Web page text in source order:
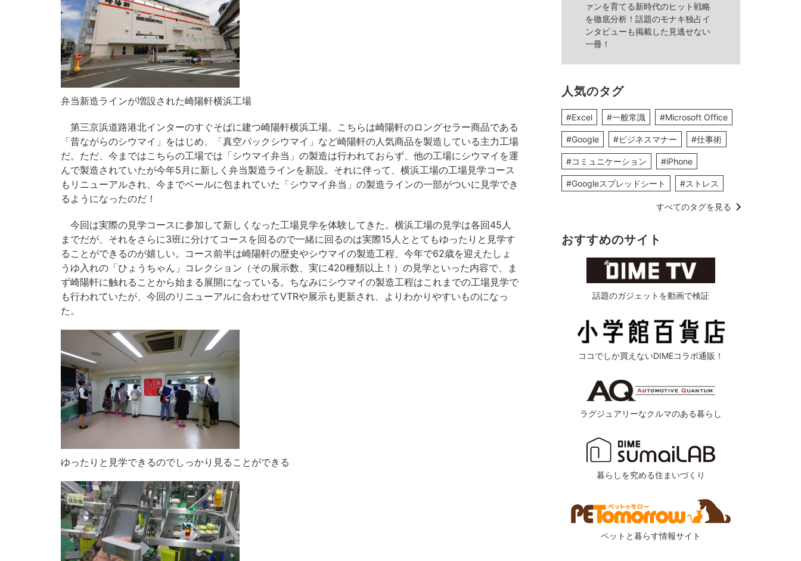
弁当新造ラインが増設された崎陽軒横浜工場
第三京浜道路港北インターのすぐそばに建つ崎陽軒横浜工場。こちらは崎陽軒のロングセラー商品である
「昔ながらのシウマイ」をはじめ、「真空パックシウマイ」など崎陽軒の人気商品を製造している主力工場
だ。ただ、今まではこちらの工場では「シウマイ弁当」の製造は行われておらず、他の工場にシウマイを運
んで製造されていたが今年5月に新しく弁当製造ラインを新設。それに伴って、横浜工場の工場見学コース
もリニューアルされ、今までベールに包まれていた「シウマイ弁当」の製造ラインの一部がついに見学でき
るようになったのだ！
今回は実際の見学コースに参加して新しくなった工場見学を体験してきた。横浜工場の見学は各回45人
までだが、それをさらに3班に分けてコースを回るので一緒に回るのは実際15人ととてもゆったりと見学す
ることができるのが嬉しい。コース前半は崎陽軒の歴史やシウマイの製造工程、今年で62歳を迎えたしょ
うゆ入れの「ひょうちゃん」コレクション（その展示数、実に420種類以上！）の見学といった内容で、ま
ず崎陽軒に触れることから始まる展開になっている。ちなみにシウマイの製造工程はこれまでの工場見学で
も行われていたが、今回のリニューアルに合わせてVTRや展示も更新され、よりわかりやすいものになっ
た。
ゆったりと見学できるのでしっかり見ることができる
ァンを育てる新時代のヒット戦略
を徹底分析！話題のモナキ独占イ
ンタビューも掲載した見逃せない
一冊！
人気のタグ
#Excel #一般常識 #Microsoft Office
#Google #ビジネスマナー #仕事術
#コミュニケーション #iPhone
#Googleスプレッドシート #ストレス
すべてのタグを見る
おすすめのサイト
話題のガジェットを動画で検証
ココでしか買えないDIMEコラボ通販！
ラグジュアリーなクルマのある暮らし
暮らしを究める住まいづくり
ペットと暮らす情報サイト